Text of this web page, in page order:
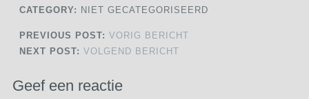
CATEGORY: NIET GECATEGORISEERD
PREVIOUS POST: VORIG BERICHT
NEXT POST: VOLGEND BERICHT
Geef een reactie